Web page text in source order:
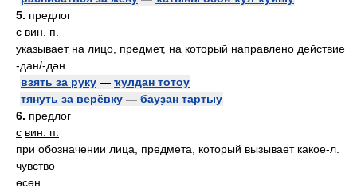
5. предлог
с вин. п.
указывает на лицо, предмет, на который направлено действие
-дан/-дән
взять за руку — ҡулдан тотоу
тянуть за верёвку — бауҙан тартыу
6. предлог
с вин. п.
при обозначении лица, предмета, который вызывает какое-л.
чувство
өсөн